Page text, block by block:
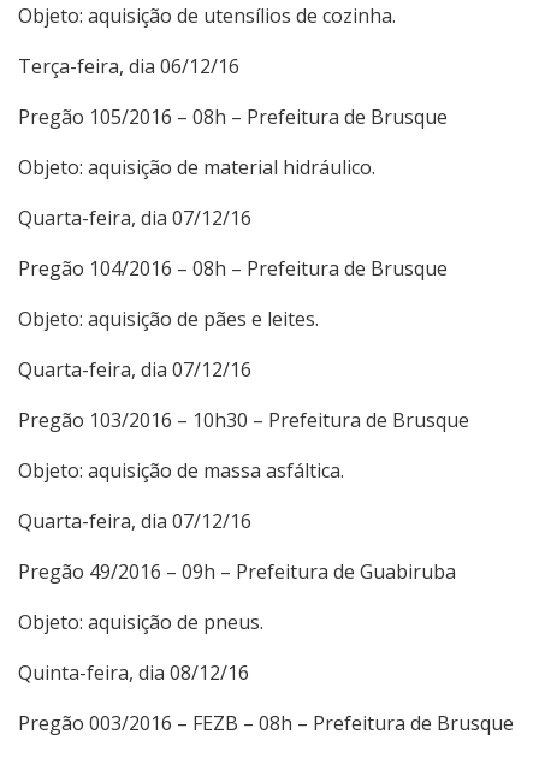
Objeto: aquisição de utensílios de cozinha.
Terça-feira, dia 06/12/16
Pregão 105/2016 – 08h – Prefeitura de Brusque
Objeto: aquisição de material hidráulico.
Quarta-feira, dia 07/12/16
Pregão 104/2016 – 08h – Prefeitura de Brusque
Objeto: aquisição de pães e leites.
Quarta-feira, dia 07/12/16
Pregão 103/2016 – 10h30 – Prefeitura de Brusque
Objeto: aquisição de massa asfáltica.
Quarta-feira, dia 07/12/16
Pregão 49/2016 – 09h – Prefeitura de Guabiruba
Objeto: aquisição de pneus.
Quinta-feira, dia 08/12/16
Pregão 003/2016 – FEZB – 08h – Prefeitura de Brusque